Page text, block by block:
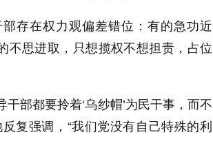
存在权力观偏差错位：有的急功近
不思进取，只想揽权不想担责，占位
部都要拎着‘乌纱帽’为民干事，而不
反复强调，“我们党没有自己特殊的利